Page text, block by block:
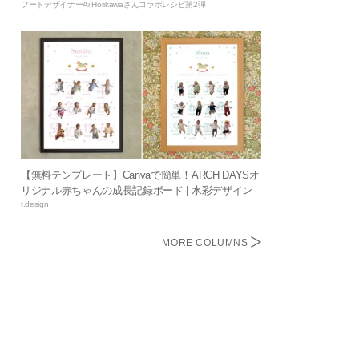
フードデザイナーAi Horikawaさんコラボレシピ第2弾
【無料テンプレート】Canvaで簡単！ARCH DAYSオ
リジナル赤ちゃんの成長記録ボード | 水彩デザイン
t.design
MORE COLUMNS